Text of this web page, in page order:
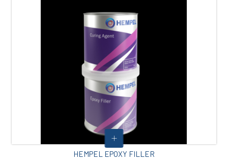
HEMPEL EPOXY FILLER